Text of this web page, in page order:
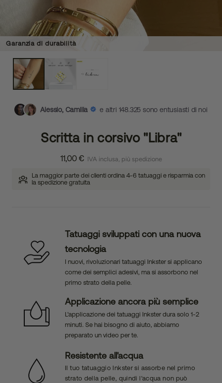
Garanzia di durabilità
Alessio, Camilla e altri 148.325 sono entusiasti di noi
Scritta in corsivo "Libra"
11,00 € IVA inclusa, più spedizione
La maggior parte dei clienti ordina 4-6 tatuaggi e risparmia con
la spedizione gratuita
Tatuaggi sviluppati con una nuova
tecnologia
I nuovi, rivoluzionari tatuaggi Inkster si applicano
come dei semplici adesivi, ma si assorbono nel
primo strato della pelle.
Applicazione ancora più semplice
L'applicazione dei tatuaggi Inkster dura solo 1-2
minuti. Se hai bisogno di aiuto, abbiamo
preparato un video per te.
Resistente all'acqua
Il tuo tatuaggio Inkster si assorbe nel primo
strato della pelle, quindi l'acqua non può